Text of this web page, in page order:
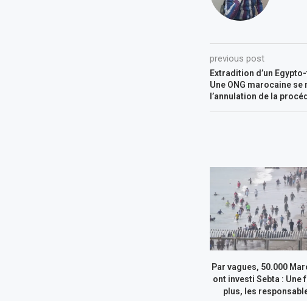
previous post
Extradition d’un
Une ONG marocaine
l’annulation de la
Par vagues, 50.000
ont investi Sebta : Une
plus, les